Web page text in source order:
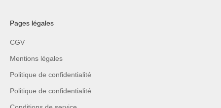
Pages légales
CGV
Mentions légales
Politique de confidentialité
Politique de confidentialité